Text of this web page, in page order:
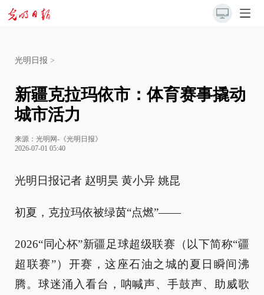
光明日报 >
新疆克拉玛依市：体育赛事撬动
城市活力
来源： 光明网-《光明日报》
2026-07-01 05:40
光明日报记者 赵明昊 黄小异 姚昆
初夏，克拉玛依被绿茵“点燃”——
2026“同心杯”新疆足球超级联赛（以下简称“疆
超联赛”）开赛，这座石油之城的夏日瞬间沸
腾。球迷涌入看台，呐喊声、手鼓声、助威歌